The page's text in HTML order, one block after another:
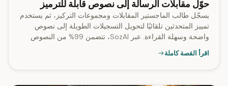
حوّل مقابلات الرسالة إلى نصوص قابلة للترميز
يسجّل طالب الماجستير المقابلات ومجموعات التركيز، ثم يستخدم
تمييز المتحدثين تلقائيًا لتحويل التسجيلات الطويلة إلى نصوص
واضحة وسهلة القراءة. عبر SozAI، تتضمن 99% من النصوص
المفرغة تمييز المتحدثين.
اقرأ القصة كاملة